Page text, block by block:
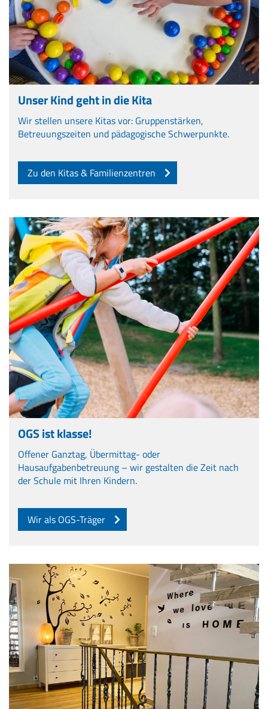
Unser Kind geht in die Kita
Wir stellen unsere Kitas vor: Gruppenstärken,
Betreuungszeiten und pädagogische Schwerpunkte.
Zu den Kitas & Familienzentren
OGS ist klasse!
Offener Ganztag, Übermittag- oder
Hausaufgabenbetreuung – wir gestalten die Zeit nach
der Schule mit Ihren Kindern.
Wir als OGS-Träger